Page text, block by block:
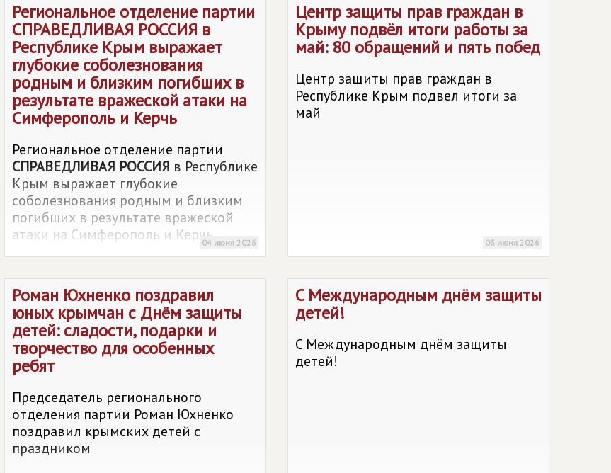
Региональное отделение партии
СПРАВЕДЛИВАЯ РОССИЯ в
Республике Крым выражает
глубокие соболезнования
родным и близким погибших в
результате вражеской атаки на
Симферополь и Керчь
Региональное отделение партии
СПРАВЕДЛИВАЯ РОССИЯ в Республике
Крым выражает глубокие
соболезнования родным и близким
погибших в результате вражеской
атаки на Симферополь и Керчь04 июня 2026
Центр защиты прав граждан в
Крыму подвёл итоги работы за
май: 80 обращений и пять побед
Центр защиты прав граждан в
Республике Крым подвел итоги за
май
03 июня 2026
Роман Юхненко поздравил
юных крымчан с Днём защиты
детей: сладости, подарки и
творчество для особенных
ребят
Председатель регионального
отделения партии Роман Юхненко
поздравил крымских детей с
праздником
C Международным днём защиты
детей!
C Международным днём защиты
детей!